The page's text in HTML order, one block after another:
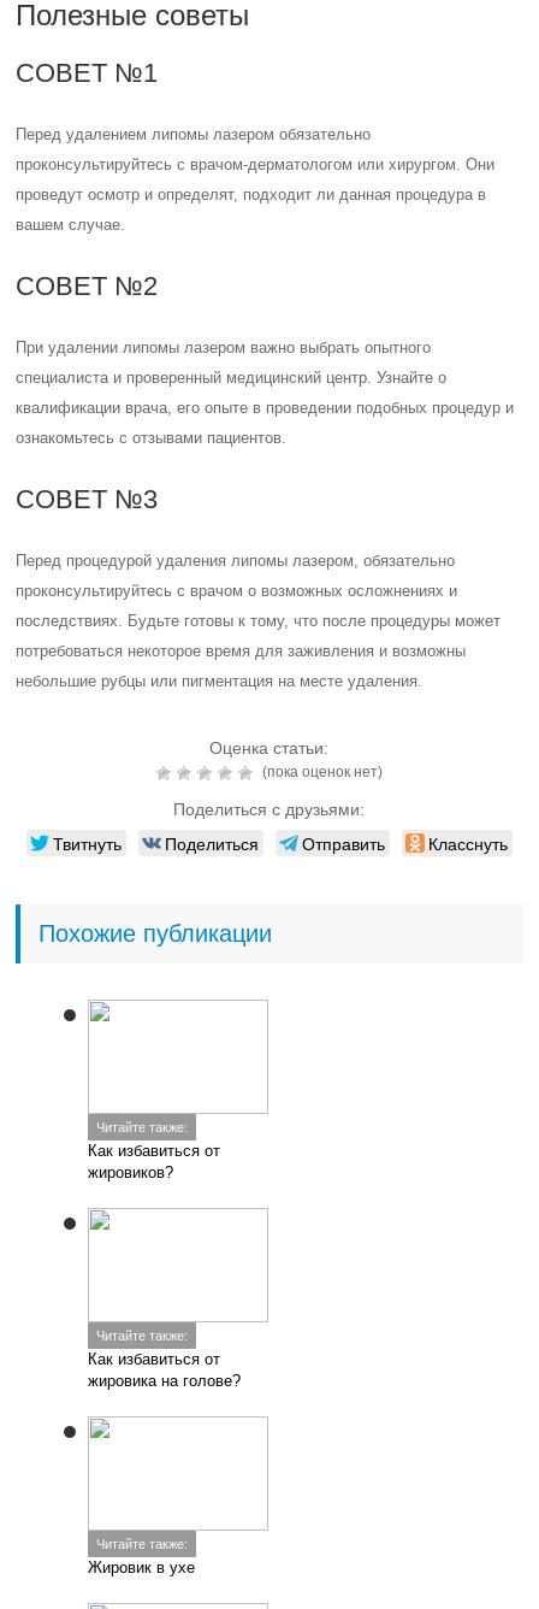
Полезные советы
СОВЕТ №1
Перед удалением липомы лазером обязательно
проконсультируйтесь с врачом-дерматологом или хирургом. Они
проведут осмотр и определят, подходит ли данная процедура в
вашем случае.
СОВЕТ №2
При удалении липомы лазером важно выбрать опытного
специалиста и проверенный медицинский центр. Узнайте о
квалификации врача, его опыте в проведении подобных процедур и
ознакомьтесь с отзывами пациентов.
СОВЕТ №3
Перед процедурой удаления липомы лазером, обязательно
проконсультируйтесь с врачом о возможных осложнениях и
последствиях. Будьте готовы к тому, что после процедуры может
потребоваться некоторое время для заживления и возможны
небольшие рубцы или пигментация на месте удаления.
Оценка статьи:
(пока оценок нет)
Поделиться с друзьями:
Твитнуть Поделиться Отправить Класснуть
Похожие публикации
Читайте также:
Как избавиться от
жировиков?
Читайте также:
Как избавиться от
жировика на голове?
Читайте также:
Жировик в ухе